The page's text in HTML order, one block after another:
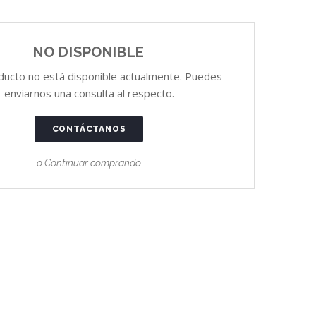
NO DISPONIBLE
no está disponible actualmente. Puedes
enviarnos una consulta al respecto.
CONTÁCTANOS
o Continuar comprando